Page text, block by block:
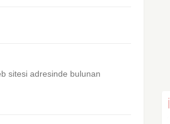
sitesi adresinde bulunan